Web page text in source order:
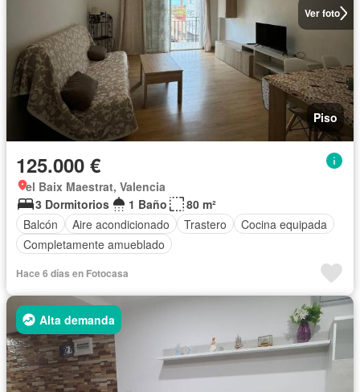
Ver foto
Piso
125.000 €
el Baix Maestrat, Valencia
3 Dormitorios
1 Baño
80 m²
Balcón
Aire acondicionado Trastero
Cocina equipada
Completamente amueblado
Hace 6 días en Fotocasa
Alta demanda